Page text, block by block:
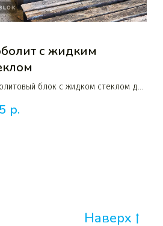
с жидким
блок с жидком стеклом для
р.
Наверх